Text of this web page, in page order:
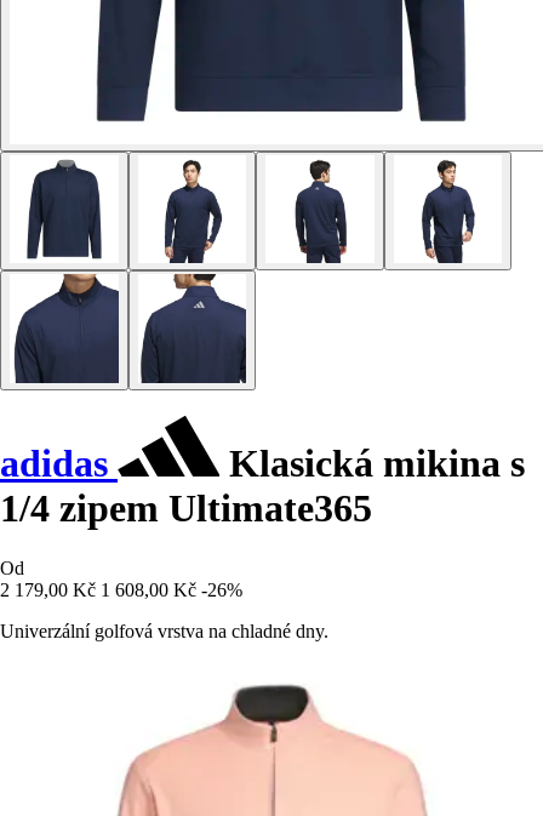
adidas
Klasická mikina s
1/4 zipem Ultimate365
Od
2 179,00 Kč 1 608,00 Kč -26%
Univerzální golfová vrstva na chladné dny.